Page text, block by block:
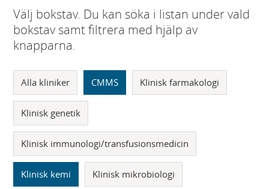
Välj bokstav. Du kan söka i listan under vald
bokstav samt filtrera med hjälp av
knapparna.
Alla kliniker CMMS Klinisk farmakologi
Klinisk genetik
Klinisk immunologi/transfusionsmedicin
Klinisk kemi Klinisk mikrobiologi